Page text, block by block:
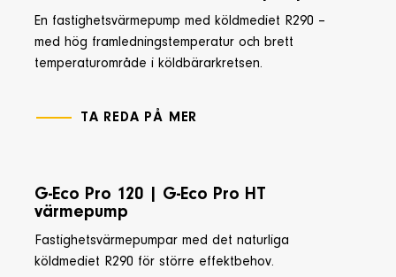
En fastighetsvärmepump med köldmediet R290 –
med hög framledningstemperatur och brett
temperaturområde i köldbärarkretsen.
TA REDA PÅ MER
G-Eco Pro 120 | G-Eco Pro HT
värmepump
Fastighetsvärmepumpar med det naturliga
köldmediet R290 för större effektbehov.